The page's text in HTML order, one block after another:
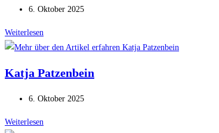
Beitrag
6. Oktober 2025
Weiterlesen
Machold
Katja Patzenbein
Beitrag
6. Oktober 2025
Weiterlesen